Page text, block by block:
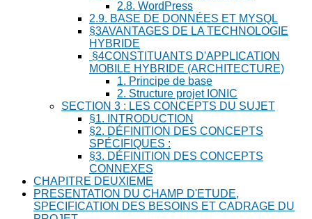
2.8. WordPress
2.9. BASE DE DONNÉES ET MYSQL
§3AVANTAGES DE LA TECHNOLOGIE
HYBRIDE
§4CONSTITUANTS D'APPLICATION
MOBILE HYBRIDE (ARCHITECTURE)
1. Principe de base
2. Structure projet IONIC
SECTION 3 : LES CONCEPTS DU SUJET
§1. INTRODUCTION
§2. DÉFINITION DES CONCEPTS
SPÉCIFIQUES :
§3. DÉFINITION DES CONCEPTS
CONNEXES
CHAPITRE DEUXIEME
PRESENTATION DU CHAMP D'ETUDE,
SPECIFICATION DES BESOINS ET CADRAGE DU